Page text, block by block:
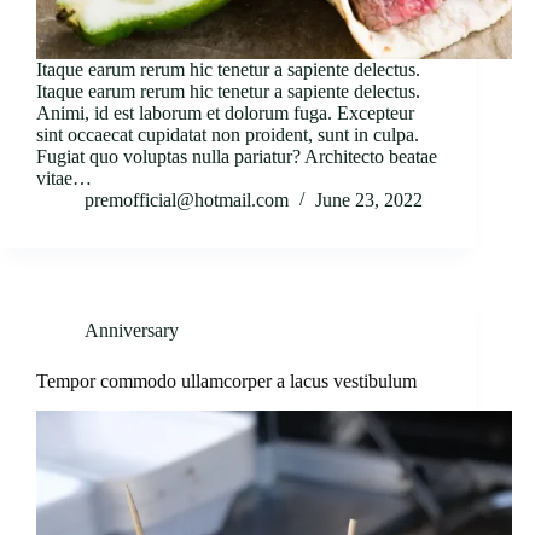
Itaque earum rerum hic tenetur a sapiente delectus.
Itaque earum rerum hic tenetur a sapiente delectus.
Animi, id est laborum et dolorum fuga. Excepteur
sint occaecat cupidatat non proident, sunt in culpa.
Fugiat quo voluptas nulla pariatur? Architecto beatae
vitae…
premofficial@hotmail.com
June 23, 2022
Anniversary
Tempor commodo ullamcorper a lacus vestibulum